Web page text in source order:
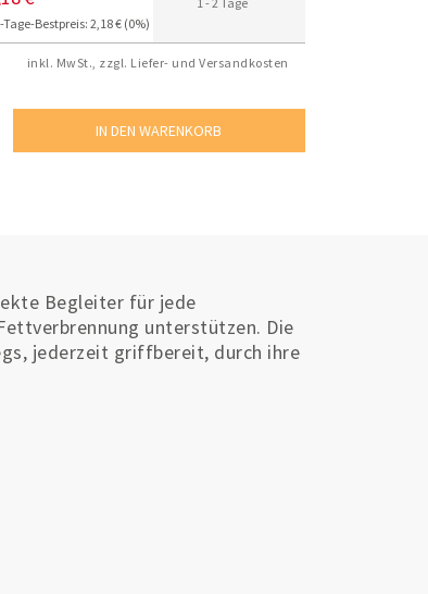
Tage-Bestpreis: 2,18 € (0%)
inkl. MwSt., zzgl. Liefer- und Versandkosten
Begleiter für jede
unterstützen. Die
jederzeit griffbereit, durch ihre